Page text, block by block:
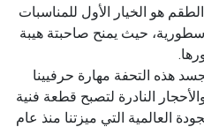
هو الخيار الأول للمناسبات
حيث يمنح صاحبتة هيبة
هذه التحفة مهارة حرفيينا
النادرة لتصبح قطعة فنية
العالمية التي ميزتنا منذ عام